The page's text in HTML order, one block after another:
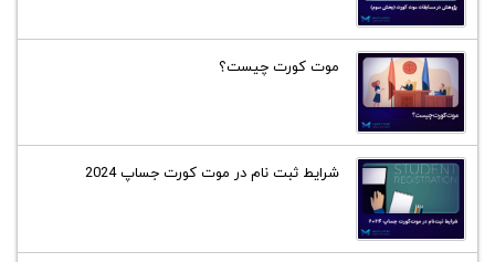
موت کورت چیست؟
شرایط ثبت نام در موت کورت جساپ 2024